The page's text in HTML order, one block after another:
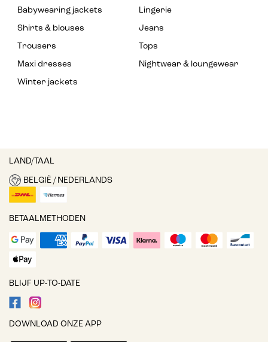
Babywearing jackets
Lingerie
Shirts & blouses
Jeans
Trousers
Tops
Maxi dresses
Nightwear & loungewear
Winter jackets
LAND/TAAL
BELGIË / NEDERLANDS
BETAALMETHODEN
BLIJF UP-TO-DATE
DOWNLOAD ONZE APP